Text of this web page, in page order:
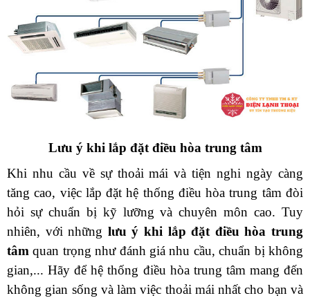
Lưu ý khi lắp đặt điều hòa trung tâm
Khi nhu cầu về sự thoải mái và tiện nghi ngày càng
tăng cao, việc lắp đặt hệ thống điều hòa trung tâm đòi
hỏi sự chuẩn bị kỹ lưỡng và chuyên môn cao. Tuy
nhiên, với những lưu ý khi lắp đặt điều hòa trung
tâm quan trọng như đánh giá nhu cầu, chuẩn bị không
gian,... Hãy để hệ thống điều hòa trung tâm mang đến
không gian sống và làm việc thoải mái nhất cho bạn và